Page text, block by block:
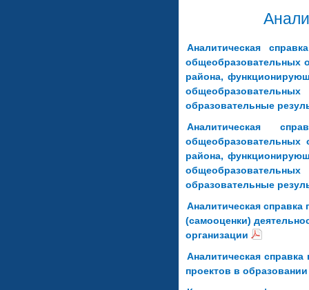
Аналитическая
общеобразовательных
района,
образовательные
Аналитическая
общеобразовательных
района,
образовательные
Аналитическая справка
(самооценки)
организации
Аналитическая
проектов в